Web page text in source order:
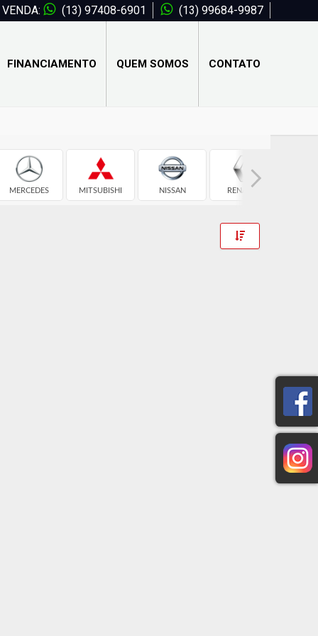
VENDA: (13) 97408-6901 (13) 99684-9987
FINANCIAMENTO QUEM SOMOS CONTATO
MERCEDES MITSUBISHI NISSAN RENAULT
Toggle